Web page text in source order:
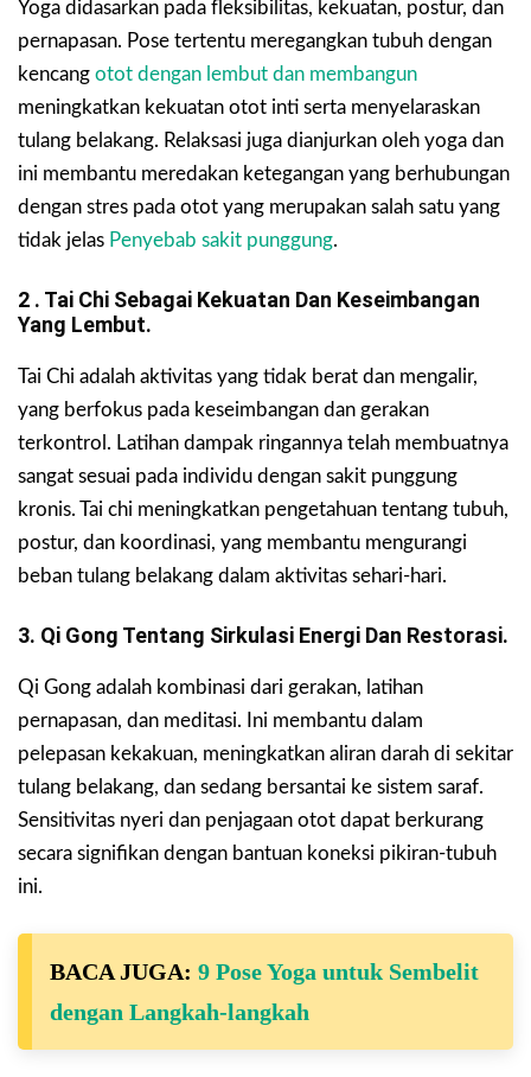
Yoga didasarkan pada fleksibilitas, kekuatan, postur, dan
pernapasan. Pose tertentu meregangkan tubuh dengan
kencang otot dengan lembut dan membangun
meningkatkan kekuatan otot inti serta menyelaraskan
tulang belakang. Relaksasi juga dianjurkan oleh yoga dan
ini membantu meredakan ketegangan yang berhubungan
dengan stres pada otot yang merupakan salah satu yang
tidak jelas Penyebab sakit punggung.
2 . Tai Chi Sebagai Kekuatan Dan Keseimbangan
Yang Lembut.
Tai Chi adalah aktivitas yang tidak berat dan mengalir,
yang berfokus pada keseimbangan dan gerakan
terkontrol. Latihan dampak ringannya telah membuatnya
sangat sesuai pada individu dengan sakit punggung
kronis. Tai chi meningkatkan pengetahuan tentang tubuh,
postur, dan koordinasi, yang membantu mengurangi
beban tulang belakang dalam aktivitas sehari-hari.
3. Qi Gong Tentang Sirkulasi Energi Dan Restorasi.
Qi Gong adalah kombinasi dari gerakan, latihan
pernapasan, dan meditasi. Ini membantu dalam
pelepasan kekakuan, meningkatkan aliran darah di sekitar
tulang belakang, dan sedang bersantai ke sistem saraf.
Sensitivitas nyeri dan penjagaan otot dapat berkurang
secara signifikan dengan bantuan koneksi pikiran-tubuh
ini.
BACA JUGA: 9 Pose Yoga untuk Sembelit
dengan Langkah-langkah